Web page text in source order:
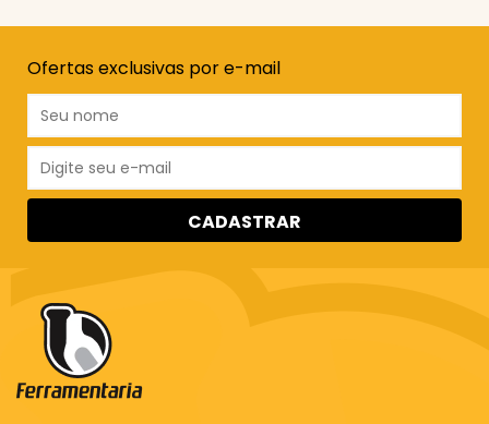
Ofertas exclusivas por e-mail
CADASTRAR